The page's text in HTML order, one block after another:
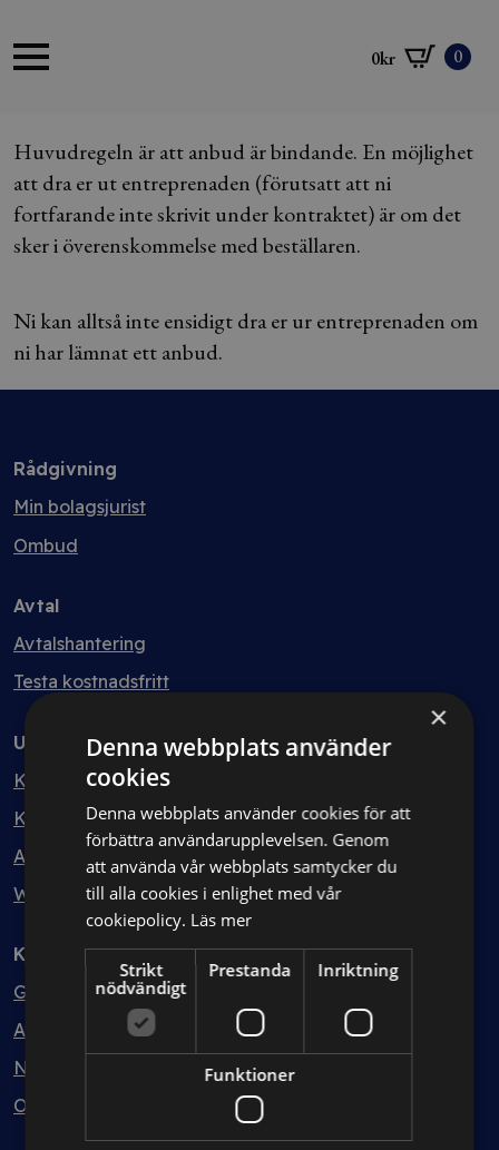
0kr 0
Huvudregeln är att anbud är bindande. En möjlighet
att dra er ut entreprenaden (förutsatt att ni
fortfarande inte skrivit under kontraktet) är om det
sker i överenskommelse med beställaren.
Ni kan alltså inte ensidigt dra er ur entreprenaden om
ni har lämnat ett anbud.
Rådgivning
Min bolagsjurist
Ombud
Avtal
Avtalshantering
Testa kostnadsfritt
Utbildning
Kurser
Kurspaket
Abonnemang
Webbinarium
Kunskapsbank
Guider
Avtalsmallar
Nyheter
Ordlista
×
Denna webbplats använder
cookies
Denna webbplats använder cookies för att
förbättra användarupplevelsen. Genom
att använda vår webbplats samtycker du
till alla cookies i enlighet med vår
cookiepolicy. Läs mer
Strikt
nödvändigt
Prestanda Inriktning
Funktioner